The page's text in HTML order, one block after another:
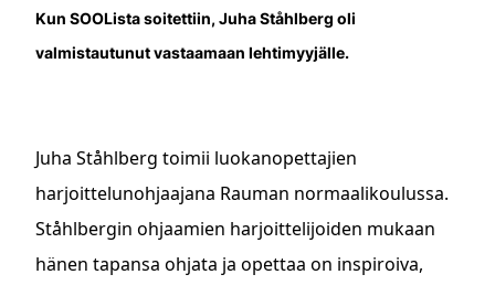
Kun SOOLista soitettiin, Juha Ståhlberg oli
valmistautunut vastaamaan lehtimyyjälle.
Juha Ståhlberg toimii luokanopettajien
harjoittelunohjaajana Rauman normaalikoulussa.
Ståhlbergin ohjaamien harjoittelijoiden mukaan
hänen tapansa ohjata ja opettaa on inspiroiva,